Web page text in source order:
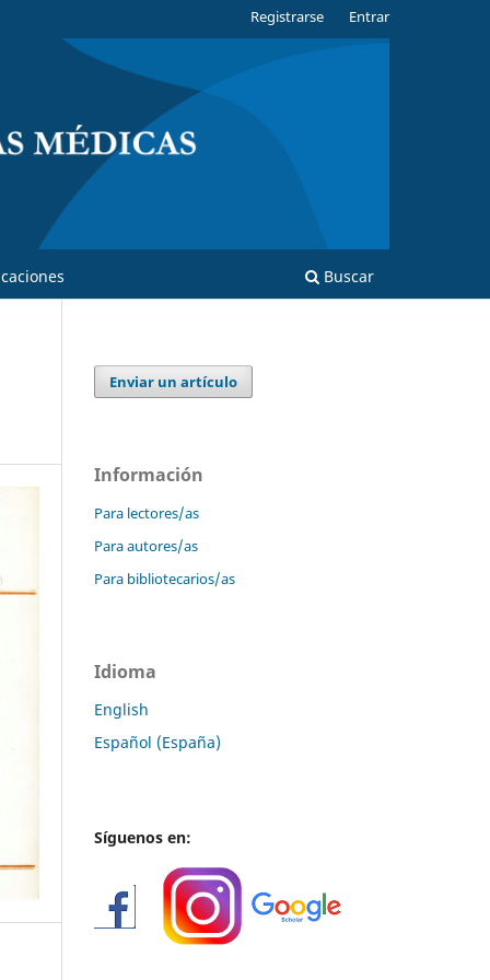
Buscar
Registrarse Entrar
Enviar un artículo
Información
Para lectores/as
Para autores/as
Para bibliotecarios/as
Idioma
English
Español (España)
Síguenos en: